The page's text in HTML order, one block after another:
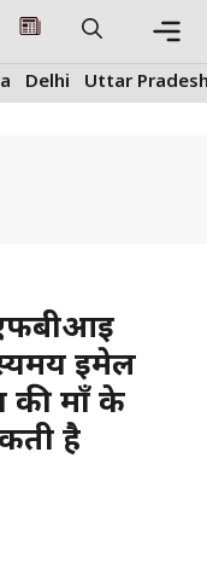
Delhi Uttar
एफबीआई
ईमेल
की माँ के
है